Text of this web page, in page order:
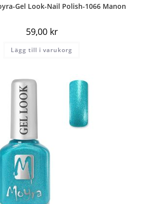
Gel Look-Nail Polish-1066 Manon
59,00 kr
Lägg till i varukorg